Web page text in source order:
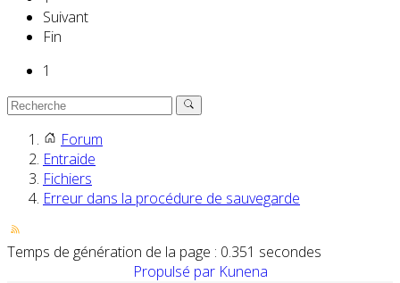
Suivant
Fin
1
Forum
Entraide
Fichiers
Erreur dans la procédure de sauvegarde
Temps de génération de la page : 0.351 secondes
Propulsé par Kunena